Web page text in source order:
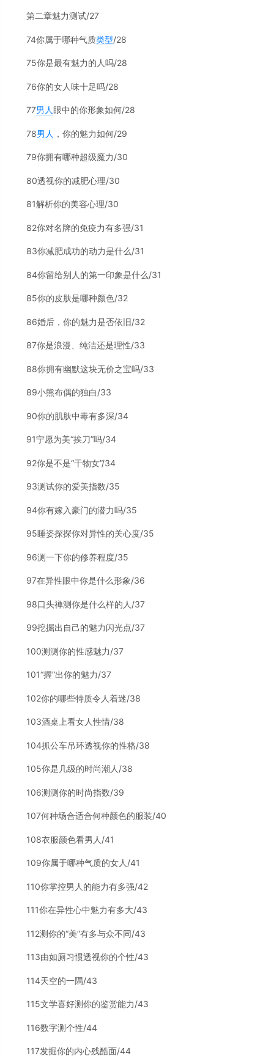
第二章魅力测试/27
74你属于哪种气质类型/28
75你是最有魅力的人吗/28
76你的女人味十足吗/28
77男人眼中的你形象如何/28
78男人 ，你的魅力如何/29
79你拥有哪种超级魔力/30
80透视你的减肥心理/30
81解析你的美容心理/30
82你对名牌的免疫力有多强/31
83你减肥成功的动力是什么/31
84你留给别人的第一印象是什么/31
85你的皮肤是哪种颜色/32
86婚后，你的魅力是否依旧/32
87你是浪漫、纯洁还是理性/33
88你拥有幽默这块无价之宝吗/33
89小熊布偶的独白/33
90你的肌肤中毒有多深/34
91宁愿为美“挨刀”吗/34
92你是不是“干物女”/34
93测试你的爱美指数/35
94你有嫁入豪门的潜力吗/35
95睡姿探探你对异性的关心度/35
96测一下你的修养程度/35
97在异性眼中你是什么形象/36
98口头禅测你是什么样的人/37
99挖掘出自己的魅力闪光点/37
100测测你的性感魅力/37
101“握”出你的魅力/37
102你的哪些特质令人着迷/38
103酒桌上看女人性情/38
104抓公车吊环透视你的性格/38
105你是几级的时尚潮人/38
106测测你的时尚指数/39
107何种场合适合何种颜色的服装/40
108衣服颜色看男人/41
109你属于哪种气质的女人/41
110你掌控男人的能力有多强/42
111你在异性心中魅力有多大/43
112测你的“美”有多与众不同/43
113由如厕习惯透视你的个性/43
114天空的一隅/43
115文学喜好测你的鉴赏能力/43
116数字测个性/44
117发掘你的内心残酷面/44